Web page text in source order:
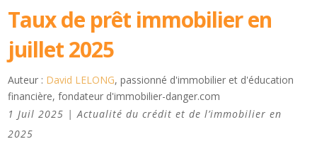
Taux de prêt immobilier en
juillet 2025
Auteur : David LELONG, passionné d'immobilier et d'éducation
financière, fondateur d'immobilier-danger.com
1 Juil 2025 |Actualité du crédit et de l’immobilier en
2025